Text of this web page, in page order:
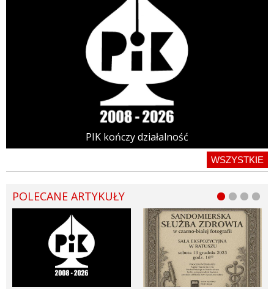
PIK kończy działalność
WSZYSTKIE
POLECANE ARTYKUŁY